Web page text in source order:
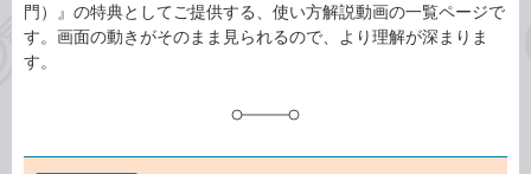
門）』の特典としてご提供する、使い方解説動画の一覧ページで
す。画面の動きがそのまま見られるので、より理解が深まりま
す。